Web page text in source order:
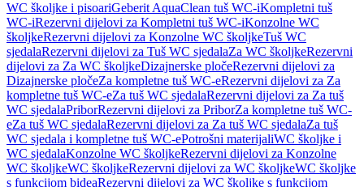
WC školjke i pisoariGeberit AquaClean tuš WC-iKompletni tuš
WC-iRezervni dijelovi za Kompletni tuš WC-iKonzolne WC
školjkeRezervni dijelovi za Konzolne WC školjkeTuš WC
sjedalaRezervni dijelovi za Tuš WC sjedalaZa WC školjkeRezervni
dijelovi za Za WC školjkeDizajnerske pločeRezervni dijelovi za
Dizajnerske pločeZa kompletne tuš WC-eRezervni dijelovi za Za
kompletne tuš WC-eZa tuš WC sjedalaRezervni dijelovi za Za tuš
WC sjedalaPriborRezervni dijelovi za PriborZa kompletne tuš WC-
eZa tuš WC sjedalaRezervni dijelovi za Za tuš WC sjedalaZa tuš
WC sjedala i kompletne tuš WC-ePotrošni materijaliWC školjke i
WC sjedalaKonzolne WC školjkeRezervni dijelovi za Konzolne
WC školjkeWC školjkeRezervni dijelovi za WC školjkeWC školjke
s funkcijom bideaRezervni dijelovi za WC školjke s funkcijom